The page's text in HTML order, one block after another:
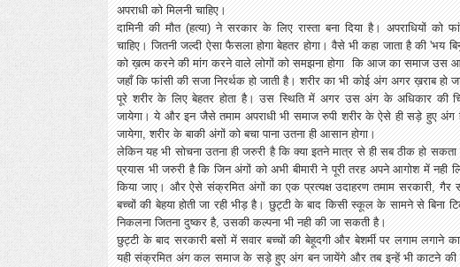
अपराधी को मिलनी चाहिए।
दामिनी की मौत (हत्या) ने सरकार के लिए रास्ता बना दिया है। अपराधियों को
चाहिए। जितनी जल्दी ऐसा फैसला होगा बेहतर होगा। वैसे भी कहा जाता है की 'भय
को ख़त्म करने की मांग करने वाले लोगों को समझना होगा कि आज का समाज उस
जहाँ कि फांसी की सजा निरर्थक हो जाती है। शरीर का भी कोई अंग अगर ख़राब हो
पूरे शरीर के लिए बेहतर होता है। उस स्थिति में अगर उस अंग के अधिकार की
जायेगा। ये और इन जैसे तमाम अपराधी भी समाज रुपी शरीर के ऐसे ही सड़े हुए अंग हैं
जायेगा, शरीर के बाकी अंगों को बचा पाना उतना ही आसान होगा।
लेकिन यह भी सोचना उतना ही जरुरी है कि क्या इतने मात्र से ही सब ठीक हो
प्रयास भी जरुरी है कि जिन अंगों को अभी बीमारी ने पूरी तरह अपने आगोश में नही
किया जाए। और ऐसे संक्रमित अंगों का एक प्रत्यक्ष उदाहरण तमाम सरकारी, गैर
बच्चों की बेहया होती जा रही भीड़ है। छुट्टी के बाद किसी स्कूल के सामने से बिना
निकलना जितना दुष्कर है, उसकी कल्पना भी नही की जा सकती है।
छुट्टी के बाद सरकारी बसों में सवार बच्चों की बेहूदगी और बेशर्मी पर लगाम लगाने
यही संक्रमित अंग कल समाज के सड़े हुए अंग बन जायेंगे और तब इन्हें भी काटने की